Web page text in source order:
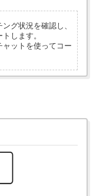
グ状況を確認し、
します。
ットを使ってコー